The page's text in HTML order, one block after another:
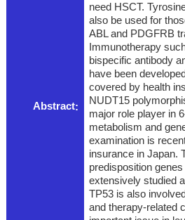
Abstract
need HSCT.
also be used for
ABL and PDGFRB
Immunotherapy
bispecific antibody
have been
covered by health
NUDT15
major role player in
metabolism and
examination is
insurance in Japan.
predisposition
extensively studied
TP53 is also
and therapy-related